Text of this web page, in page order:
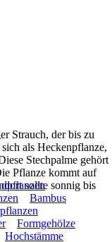
Strauch, der bis zu
als Heckenpflanze,
Stechpalme gehört
Pflanze kommt auf
sollte sonnig bis
Bambus
Formgehölze
Hochstämme